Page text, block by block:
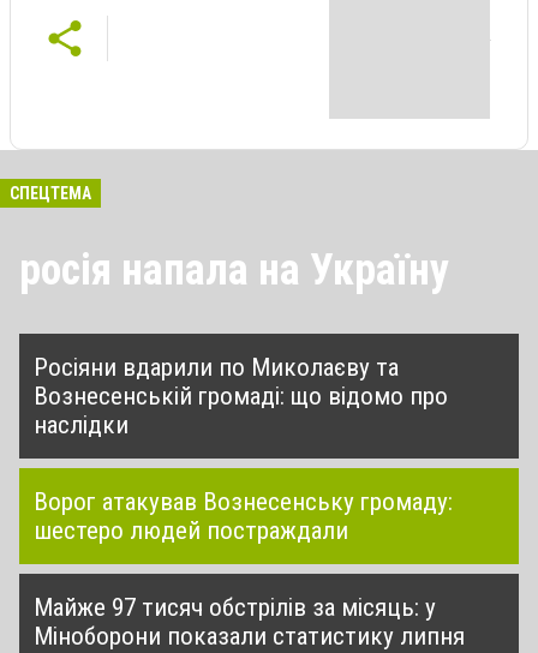
СПЕЦТЕМА
росія напала на Україну
Росіяни вдарили по Миколаєву та
Вознесенській громаді: що відомо про
наслідки
Ворог атакував Вознесенську громаду:
шестеро людей постраждали
Майже 97 тисяч обстрілів за місяць: у
Міноборони показали статистику липня